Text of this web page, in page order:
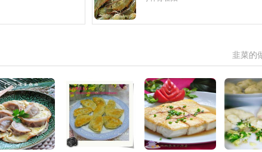
韭菜的